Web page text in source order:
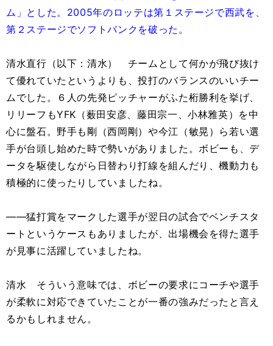
ム」とした。2005年のロッテは第１ステージで西武を、
第２ステージでソフトバンクを破った。
清水直行（以下：清水） チームとして何かが飛び抜け
て優れていたというよりも、投打のバランスのいいチー
ムでした。６人の先発ピッチャーがふた桁勝利を挙げ、
リリーフもYFK（薮田安彦、藤田宗一、小林雅英）を中
心に盤石。野手も剛（西岡剛）や今江（敏晃）ら若い選
手が台頭し始めた時で勢いがありました。ボビーも、デ
ータを駆使しながら日替わり打線を組んだり、機動力も
積極的に使ったりしていましたね。
――猛打賞をマークした選手が翌日の試合でベンチスタ
ートというケースもありましたが、出場機会を得た選手
が見事に活躍していましたね。
清水 そういう意味では、ボビーの要求にコーチや選手
が柔軟に対応できていたことが一番の強みだったと言え
るかもしれません。